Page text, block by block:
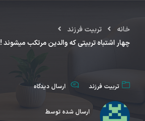
خانه
تربیت فرزند
چهار اشتباه تربیتی که والدین مرتکب میشوند !
تربیت فرزند ارسال دیدگاه
ارسال شده توسط